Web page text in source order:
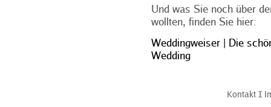
Und was Sie noch über
wollten, finden Sie hier:
Weddingweiser | Die
Wedding
Kontakt Ι